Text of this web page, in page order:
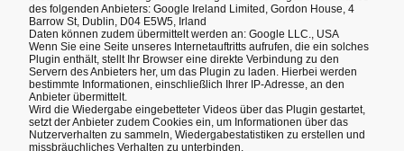
des folgenden Anbieters: Google Ireland Limited, Gordon House, 4
Barrow St, Dublin, D04 E5W5, Irland
Daten können zudem übermittelt werden an: Google LLC., USA
Wenn Sie eine Seite unseres Internetauftritts aufrufen, die ein solches
Plugin enthält, stellt Ihr Browser eine direkte Verbindung zu den
Servern des Anbieters her, um das Plugin zu laden. Hierbei werden
bestimmte Informationen, einschließlich Ihrer IP-Adresse, an den
Anbieter übermittelt.
Wird die Wiedergabe eingebetteter Videos über das Plugin gestartet,
setzt der Anbieter zudem Cookies ein, um Informationen über das
Nutzerverhalten zu sammeln, Wiedergabestatistiken zu erstellen und
missbräuchliches Verhalten zu unterbinden.